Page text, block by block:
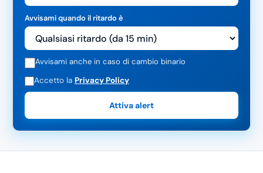
Avvisami quando il ritardo è
Avvisami anche in caso di cambio binario
Accetto la Privacy Policy
Attiva alert